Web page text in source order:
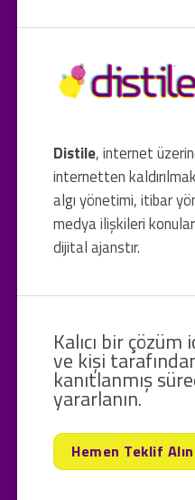
Distile, internet
internetten
algı yönetimi, itibar
medya ilişkileri
dijital ajanstır.
Kalıcı bir
ve kişi
kanıtlanmış
yararlanın.
Hemen Teklif Alın